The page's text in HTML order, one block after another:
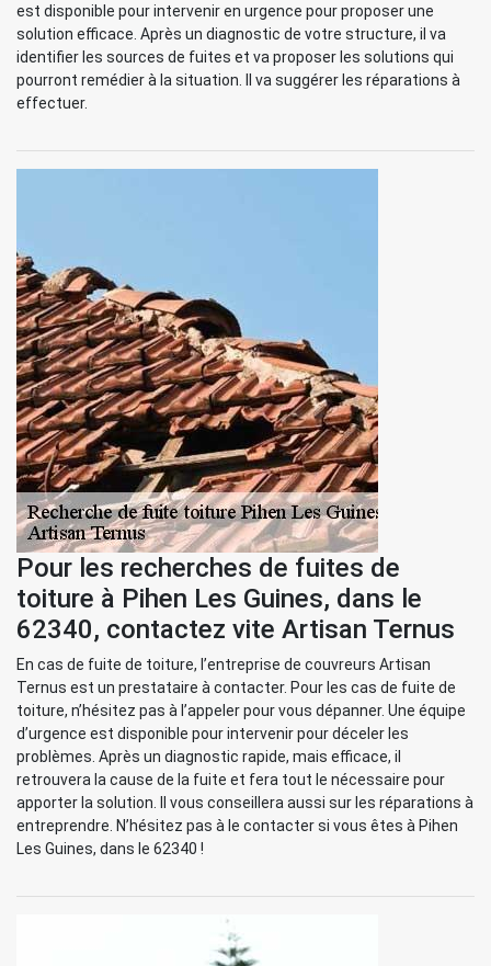
est disponible pour intervenir en urgence pour proposer une
solution efficace. Après un diagnostic de votre structure, il va
identifier les sources de fuites et va proposer les solutions qui
pourront remédier à la situation. Il va suggérer les réparations à
effectuer.
Pour les recherches de fuites de
toiture à Pihen Les Guines, dans le
62340, contactez vite Artisan Ternus
En cas de fuite de toiture, l’entreprise de couvreurs Artisan
Ternus est un prestataire à contacter. Pour les cas de fuite de
toiture, n’hésitez pas à l’appeler pour vous dépanner. Une équipe
d’urgence est disponible pour intervenir pour déceler les
problèmes. Après un diagnostic rapide, mais efficace, il
retrouvera la cause de la fuite et fera tout le nécessaire pour
apporter la solution. Il vous conseillera aussi sur les réparations à
entreprendre. N’hésitez pas à le contacter si vous êtes à Pihen
Les Guines, dans le 62340 !